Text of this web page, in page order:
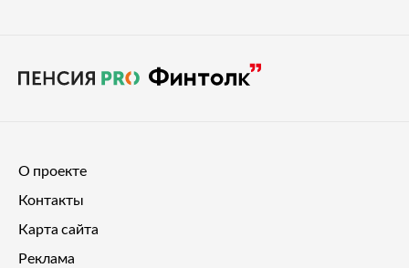
О проекте
Контакты
Карта сайта
Реклама